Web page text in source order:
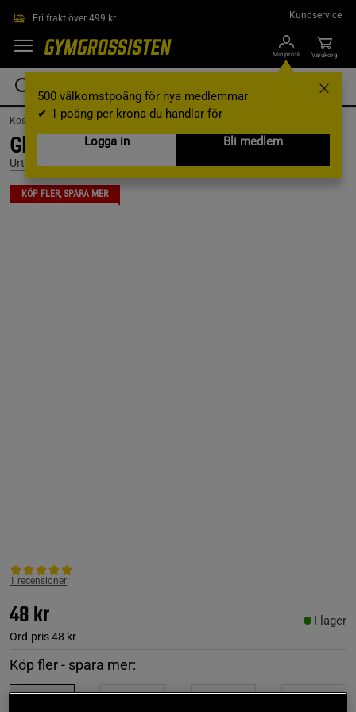
Fri frakt över 499 kr Kundservice
Min profil
500 välkomstpoäng för nya medlemmar
✔ 1 poäng per krona du handlar för
Logga in
Bli medlem
Varukorg
Kosttillskott /Livsmedel /Gröt & gryn
Glutenfria flingor 375 g
Urtekram
KÖP FLER, SPARA MER
1 recensioner
48 kr
Ord.pris48 kr
I lager
Köp fler - spara mer: